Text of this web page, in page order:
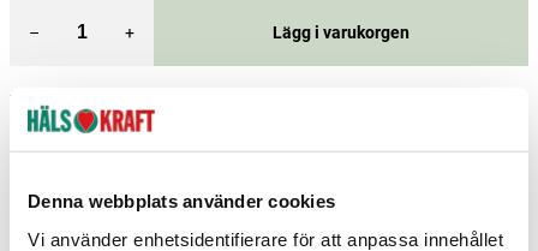
Denna webbplats använder cookies
Vi använder enhetsidentifierare för att anpassa innehållet
– + Lägg i varukorgen
Samma pris i butik & online